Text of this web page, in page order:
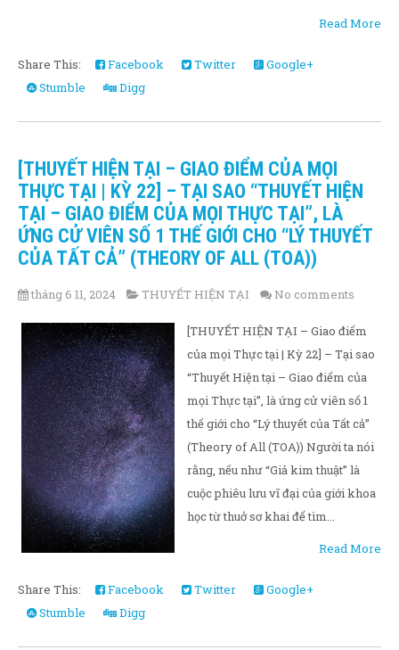
Read More
Share This: Facebook Twitter
Google+
Stumble
Digg
[THUYẾT HIỆN TẠI – GIAO ĐIỂM CỦA MỌI
THỰC TẠI | KỲ 22] – TẠI SAO “THUYẾT HIỆN
TẠI – GIAO ĐIỂM CỦA MỌI THỰC TẠI”, LÀ
ỨNG CỬ VIÊN SỐ 1 THẾ GIỚI CHO “LÝ THUYẾT
CỦA TẤT CẢ” (THEORY OF ALL (TOA))
tháng 6 11, 2024 THUYẾT HIỆN TẠI No comments
[THUYẾT HIỆN TẠI – Giao điểm
của mọi Thực tại | Kỳ 22] – Tại sao
“Thuyết Hiện tại – Giao điểm của
mọi Thực tại”, là ứng cử viên số 1
thế giới cho “Lý thuyết của Tất cả”
(Theory of All (TOA)) Người ta nói
rằng, nếu như “Giả kim thuật” là
cuộc phiêu lưu vĩ đại của giới khoa
học từ thuở sơ khai để tìm...
Read More
Share This: Facebook Twitter
Google+
Stumble
Digg